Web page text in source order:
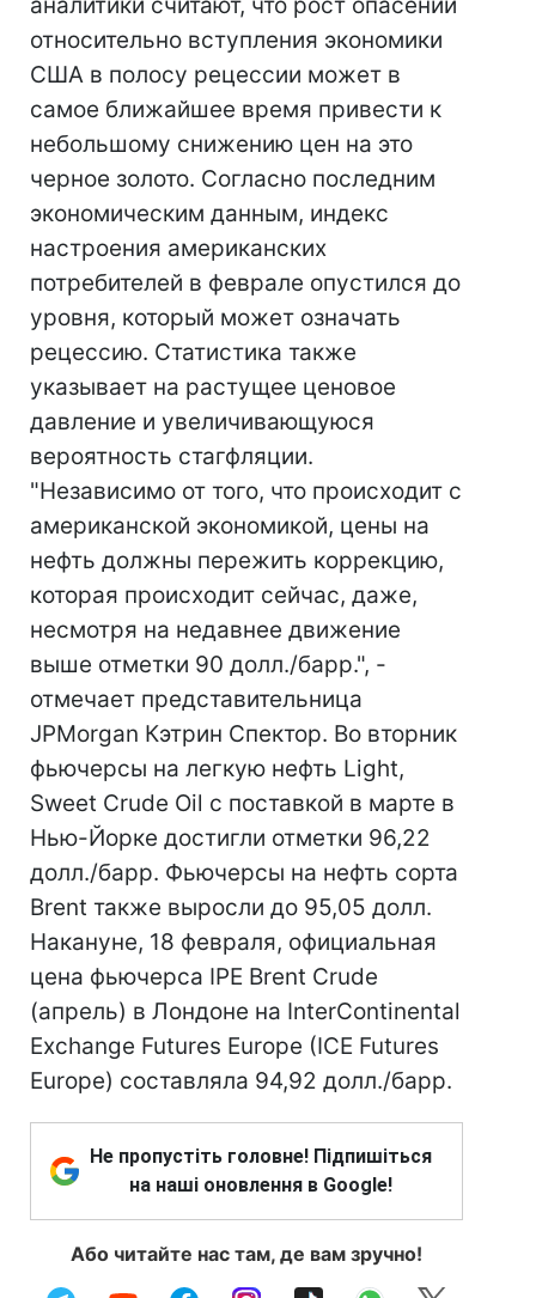
относительно вступления экономики
США в полосу рецессии может в
самое ближайшее время привести к
небольшому снижению цен на это
черное золото. Согласно последним
экономическим данным, индекс
настроения американских
потребителей в феврале опустился до
уровня, который может означать
рецессию. Статистика также
указывает на растущее ценовое
давление и увеличивающуюся
вероятность стагфляции.
"Независимо от того, что происходит с
американской экономикой, цены на
нефть должны пережить коррекцию,
которая происходит сейчас, даже,
несмотря на недавнее движение
выше отметки 90 долл./барр.", -
отмечает представительница
JPMorgan Кэтрин Спектор. Во вторник
фьючерсы на легкую нефть Light,
Sweet Crude Oil с поставкой в марте в
Нью-Йорке достигли отметки 96,22
долл./барр. Фьючерсы на нефть сорта
Brent также выросли до 95,05 долл.
Накануне, 18 февраля, официальная
цена фьючерса IPE Brent Crude
(апрель) в Лондоне на InterContinental
Exchange Futures Europe (IСE Futures
Europe) составляла 94,92 долл./барр.
Не пропустіть головне! Підпишіться
на наші оновлення в Google!
Або читайте нас там, де вам зручно!